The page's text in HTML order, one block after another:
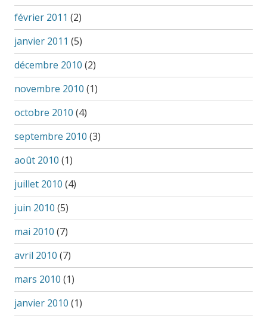
février 2011 (2)
janvier 2011 (5)
décembre 2010 (2)
novembre 2010 (1)
octobre 2010 (4)
septembre 2010 (3)
août 2010 (1)
juillet 2010 (4)
juin 2010 (5)
mai 2010 (7)
avril 2010 (7)
mars 2010 (1)
janvier 2010 (1)